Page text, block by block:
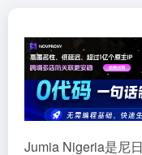
Jumia Nigeria是尼